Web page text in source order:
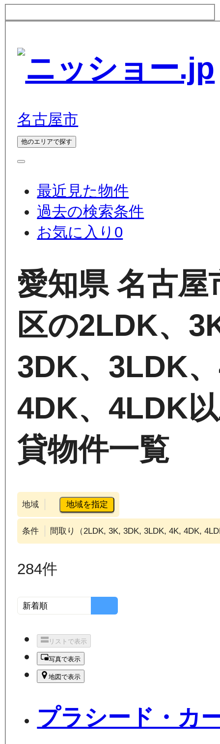
名古屋市
他のエリアで探す
最近見た物件
過去の検索条件
お気に入り 0
愛知県 名古屋
区の2LDK、
3DK、3LDK
4DK、4LDK
貸物件一覧
地域 地域を指定
条件 間取り（2LDK, 3K, 3DK, 3LDK, 4K, 4DK,
284件
リストで表示
写真で表示
地図で表示
プラシード・